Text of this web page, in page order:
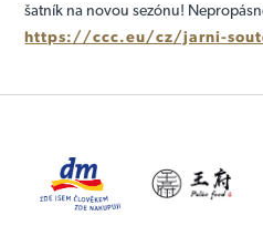
šatník na novou sezónu!
https://ccc.eu/cz/jarni-